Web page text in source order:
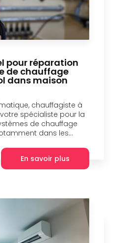
pour réparation
de chauffage
dans maison
chauffagiste à
spécialiste pour la
de chauffage
dans les...
En savoir plus